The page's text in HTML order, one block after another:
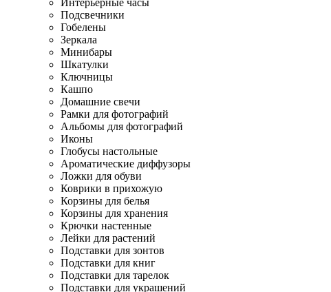
Интерьерные часы
Подсвечники
Гобелены
Зеркала
Минибары
Шкатулки
Ключницы
Кашпо
Домашние свечи
Рамки для фотографий
Альбомы для фотографий
Иконы
Глобусы настольные
Ароматические диффузоры
Ложки для обуви
Коврики в прихожую
Корзины для белья
Корзины для хранения
Крючки настенные
Лейки для растений
Подставки для зонтов
Подставки для книг
Подставки для тарелок
Подставки для украшений